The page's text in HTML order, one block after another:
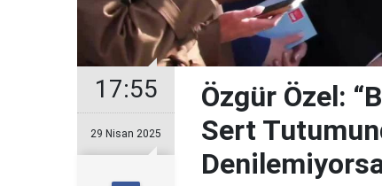
17:55
29 Nisan 2025
Özgür Özel:
Sert